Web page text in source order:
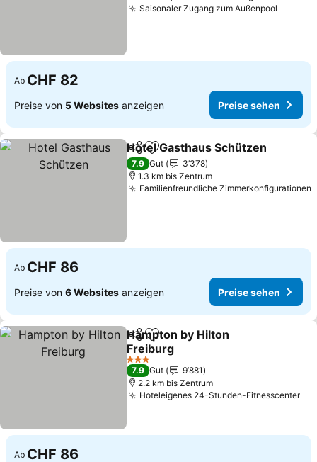
Saisonaler Zugang zum Außenpool
Ab CHF 82
Preise von 5 Websites anzeigen Preise sehen
TeilenZu Favoriten hinzufügen
Hotel Gasthaus Schützen
7.9 Gut
3’378
1.3 km bis Zentrum
Familienfreundliche Zimmerkonfigurationen
Ab CHF 86
Preise von 6 Websites anzeigen Preise sehen
TeilenZu Favoriten hinzufügen
Hampton by Hilton
Freiburg
Preise sehen
3 Sterne
7.9 Gut
9’881
2.2 km bis Zentrum
Hoteleigenes 24-Stunden-Fitnesscenter
Ab CHF 86